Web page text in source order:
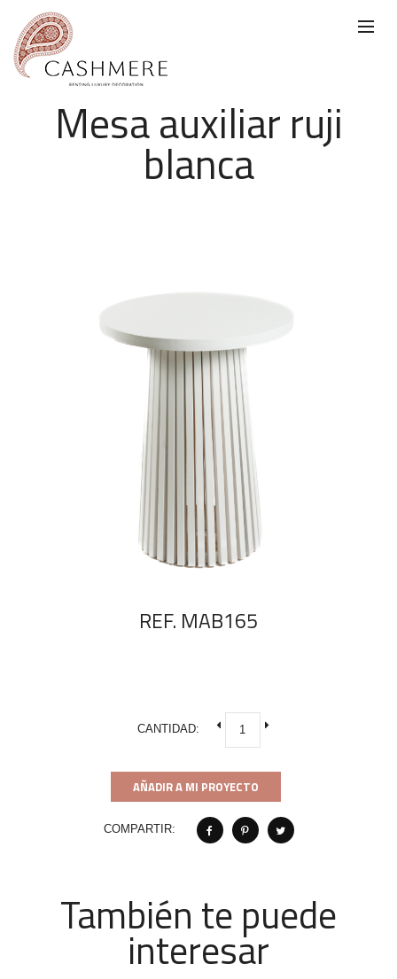
Mesa auxiliar ruji
blanca
REF. MAB165
CANTIDAD:
AÑADIR A MI PROYECTO
COMPARTIR:
También te puede
interesar